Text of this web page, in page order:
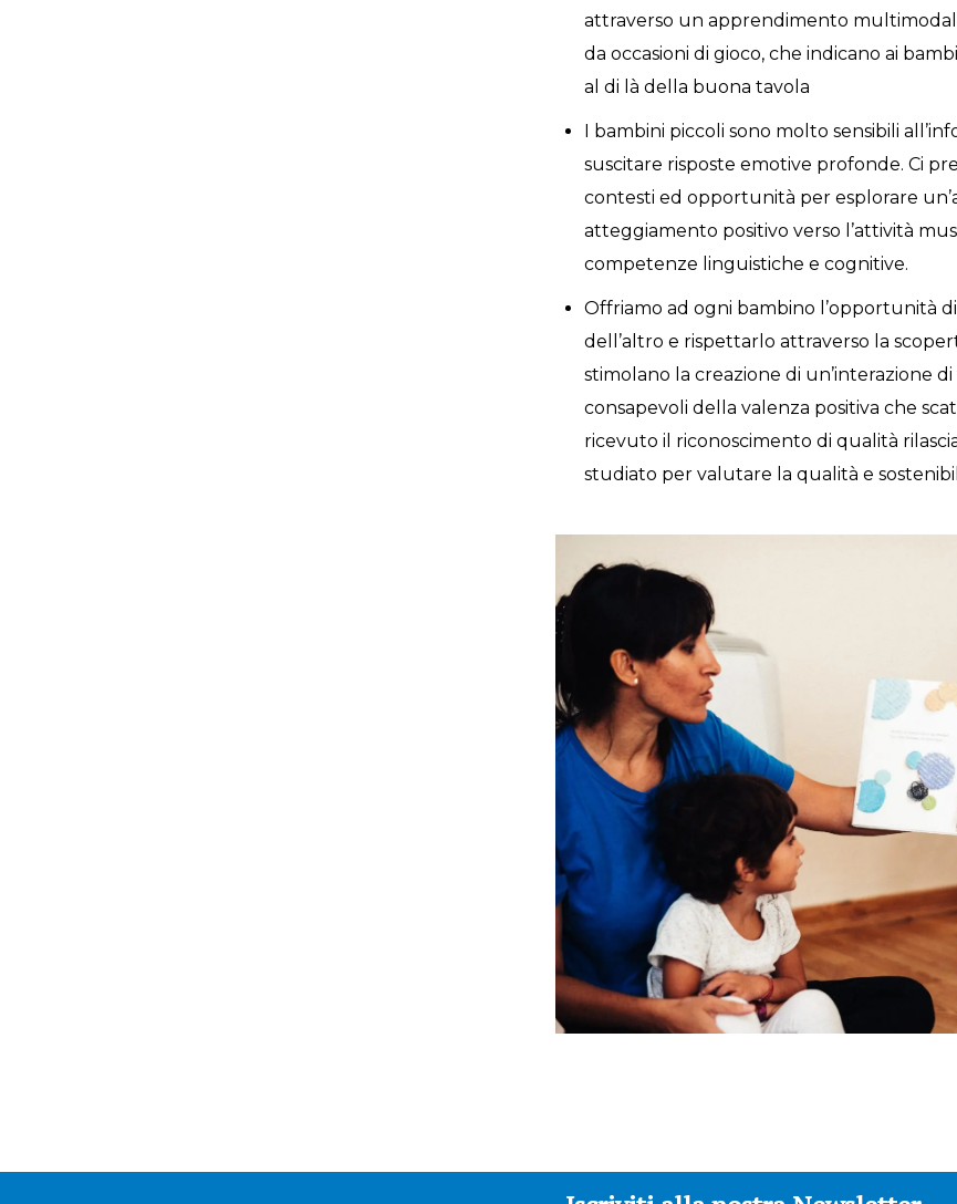
attraverso un apprendimento
da occasioni di gioco, che indicano ai
al di là della buona tavola
I bambini piccoli sono molto sensibili
suscitare risposte emotive profonde. Ci
contesti ed opportunità per esplorare
atteggiamento positivo verso l’attività
competenze linguistiche e cognitive.
Offriamo ad ogni bambino l’opportunità
dell’altro e rispettarlo attraverso la
stimolano la creazione di un’interazione
consapevoli della valenza positiva che
ricevuto il riconoscimento di qualità
studiato per valutare la qualità e